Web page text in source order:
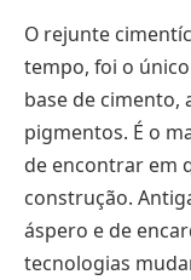
O rejunte
tempo, foi o
base de cimento,
pigmentos. É o
de encontrar em
construção.
áspero e de
tecnologias